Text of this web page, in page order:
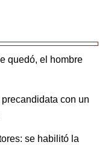
quedó, el hombre
con un
se habilitó la